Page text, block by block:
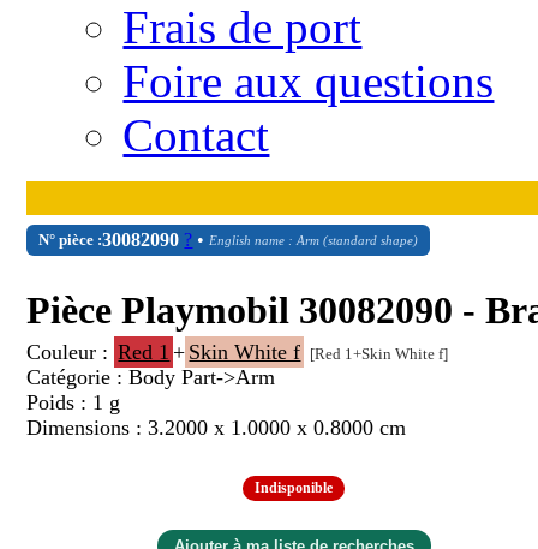
Frais de port
Foire aux questions
Contact
N° pièce :30082090 ? •English name : Arm (standard shape)
Pièce Playmobil 30082090 -
Couleur : Red 1 + Skin White f [Red 1+Skin White f]
Catégorie : Body Part->Arm
Poids : 1 g
Dimensions : 3.2000 x 1.0000 x 0.8000 cm
Indisponible